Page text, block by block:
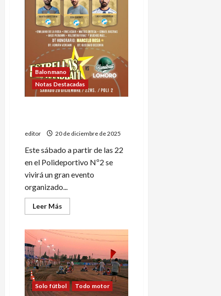
Balonmano
Notas Destacadas
editor 20 de diciembre de 2025
Este sábado a partir de las 22
en el Polideportivo Nº2 se
vivirá un gran evento
organizado...
Leer Más
más
Lomoro
presenta:
Estrellas
del
handball
Solo fútbol Todo motor